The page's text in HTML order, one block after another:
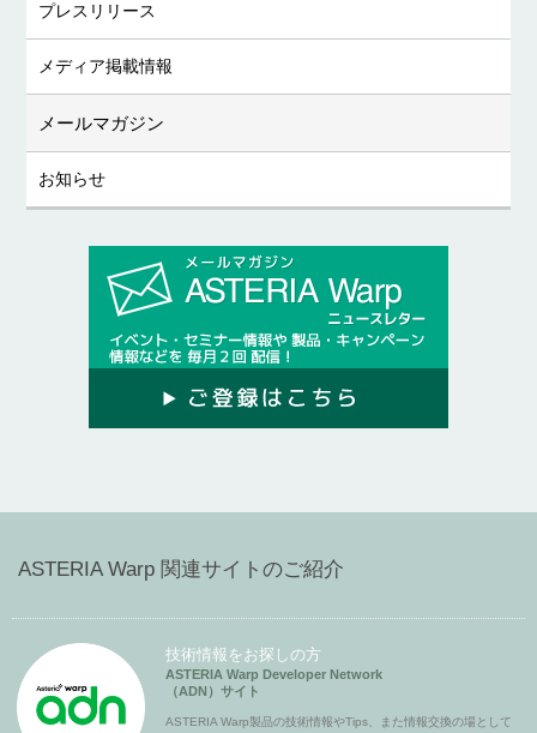
プレスリリース
メディア掲載情報
メールマガジン
お知らせ
ASTERIA Warp 関連サイトのご紹介
技術情報をお探しの方
ASTERIA Warp Developer Network
（ADN）サイト
ASTERIA Warp製品の技術情報やTips、また情報交換の場として